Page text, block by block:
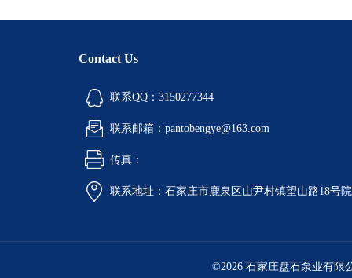
Contact Us
联系QQ：3150277344
联系邮箱：pantobengye@163.com
传真：
联系地址：石家庄市鹿泉区山尹村镇望山路18号
©2026 石家庄盘石泵业有限